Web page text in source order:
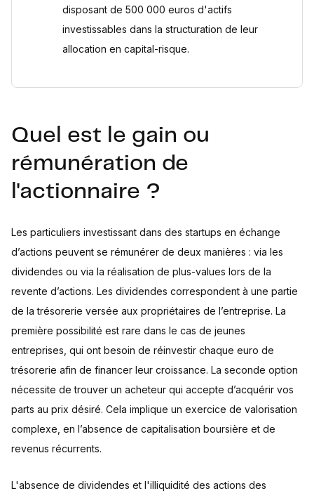
disposant de 500 000 euros d'actifs
investissables dans la structuration de leur
allocation en capital-risque.
Quel est le gain ou
rémunération de
l'actionnaire ?
Les particuliers investissant dans des startups en échange
d’actions peuvent se rémunérer de deux manières : via les
dividendes ou via la réalisation de plus-values lors de la
revente d’actions. Les dividendes correspondent à une partie
de la trésorerie versée aux propriétaires de l’entreprise. La
première possibilité est rare dans le cas de jeunes
entreprises, qui ont besoin de réinvestir chaque euro de
trésorerie afin de financer leur croissance. La seconde option
nécessite de trouver un acheteur qui accepte d’acquérir vos
parts au prix désiré. Cela implique un exercice de valorisation
complexe, en l’absence de capitalisation boursière et de
revenus récurrents.
L'absence de dividendes et l'illiquidité des actions des